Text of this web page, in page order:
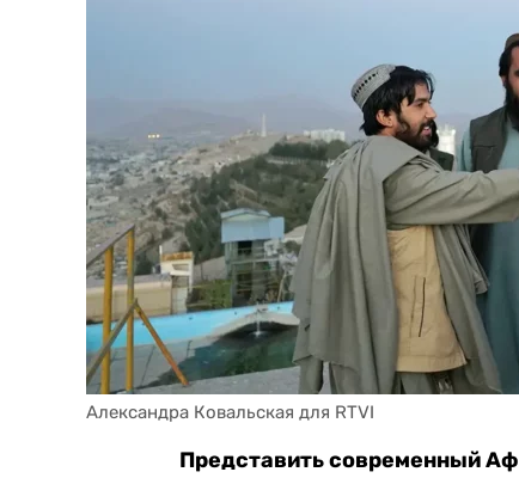
Александра Ковальская для RTVI
Представить современный